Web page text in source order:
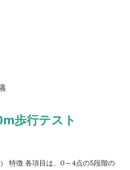
歩行テスト
特徴 各項目は、0～4点の5段階の